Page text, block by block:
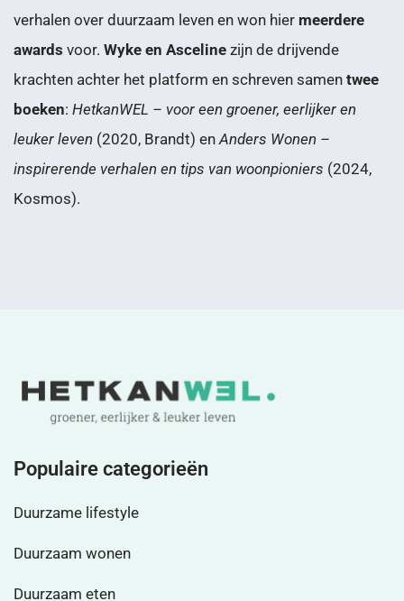
verhalen over duurzaam leven en won hier meerdere
awards voor. Wyke en Asceline zijn de drijvende
krachten achter het platform en schreven samen twee
boeken: HetkanWEL – voor een groener, eerlijker en
leuker leven (2020, Brandt) enAnders Wonen –
inspirerende verhalen en tips van woonpioniers (2024,
Kosmos).
Populaire categorieën
Duurzame lifestyle
Duurzaam wonen
Duurzaam eten